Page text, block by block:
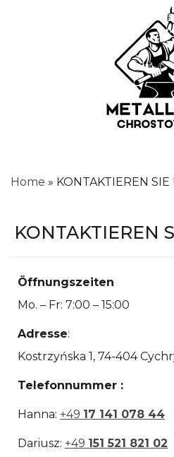
Home » KONTAKTIEREN SIE
KONTAKTIEREN
Öffnungszeiten
Mo. – Fr: 7:00 – 15:00
Adresse:
Kostrzyńska 1, 74-404
Telefonnummer :
Hanna: +49 17 141 078 44
Dariusz: +49 151 521 821 02